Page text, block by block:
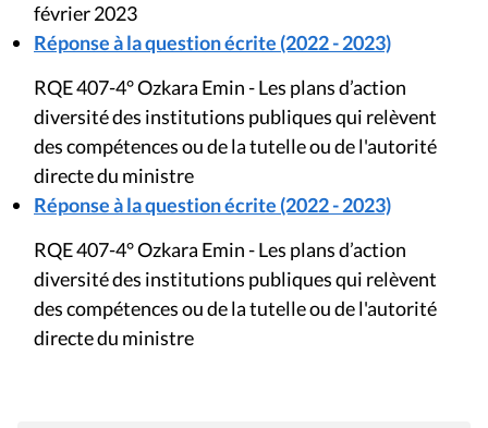
février 2023
Réponse à la question écrite (2022 - 2023)
RQE 407-4° Ozkara Emin - Les plans d’action
diversité des institutions publiques qui relèvent
des compétences ou de la tutelle ou de l'autorité
directe du ministre
Réponse à la question écrite (2022 - 2023)
RQE 407-4° Ozkara Emin - Les plans d’action
diversité des institutions publiques qui relèvent
des compétences ou de la tutelle ou de l'autorité
directe du ministre